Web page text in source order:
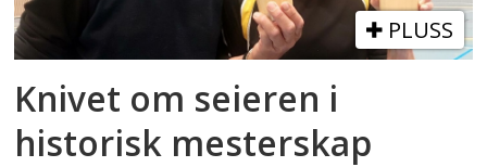
PLUSS
Knivet om seieren i
historisk mesterskap